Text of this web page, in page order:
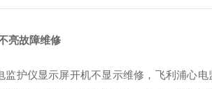
亮故障维修
监护仪显示屏开机不显示维修，飞利浦心